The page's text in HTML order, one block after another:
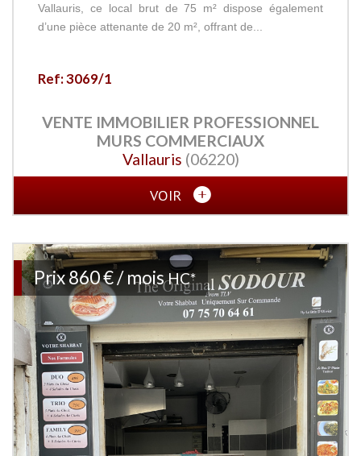
Vallauris, ce local brut de 75 m² dispose également
d’une pièce attenante de 20 m², offrant de...
Ref: 3069/1
VENTE IMMOBILIER PROFESSIONNEL
MURS COMMERCIAUX
Vallauris (06220)
VOIR
Prix860 € / moisHC*